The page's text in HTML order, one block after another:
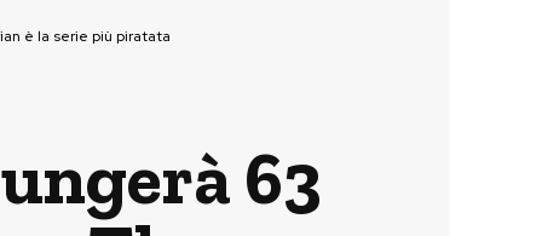
è la serie più piratata
63